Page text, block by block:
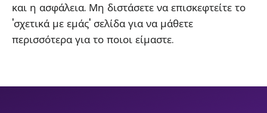
και η ασφάλεια. Μη διστάσετε να επισκεφτείτε το
'σχετικά με εμάς' σελίδα για να μάθετε
περισσότερα για το ποιοι είμαστε.